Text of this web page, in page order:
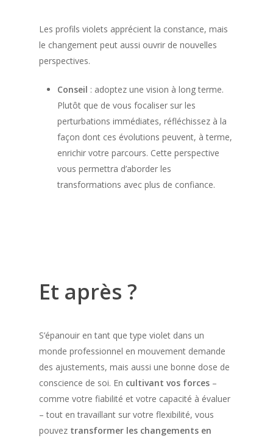
Les profils violets apprécient la constance, mais
le changement peut aussi ouvrir de nouvelles
perspectives.
Conseil : adoptez une vision à long terme.
Plutôt que de vous focaliser sur les
perturbations immédiates, réfléchissez à la
façon dont ces évolutions peuvent, à terme,
enrichir votre parcours. Cette perspective
vous permettra d’aborder les
transformations avec plus de confiance.
Et après ?
S’épanouir en tant que type violet dans un
monde professionnel en mouvement demande
des ajustements, mais aussi une bonne dose de
conscience de soi. En cultivant vos forces –
comme votre fiabilité et votre capacité à évaluer
– tout en travaillant sur votre flexibilité, vous
pouvez transformer les changements en